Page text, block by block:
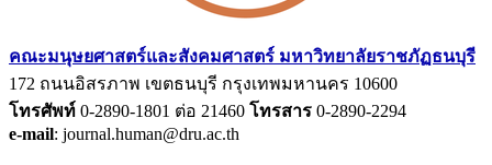
คณะมนุษยศาสตร์และสังคมศาสตร์ มหาวิทยาลัยราชภัฏธนบุรี
172 ถนนอิสรภาพ เขตธนบุรี กรุงเทพมหานคร 10600
โทรศัพท์ 0-2890-1801 ต่อ 21460 โทรสาร 0-2890-2294
e-mail: journal.human@dru.ac.th